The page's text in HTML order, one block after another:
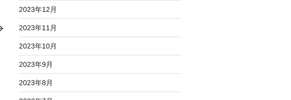
2023年12月
2023年11月
2023年10月
2023年9月
2023年8月